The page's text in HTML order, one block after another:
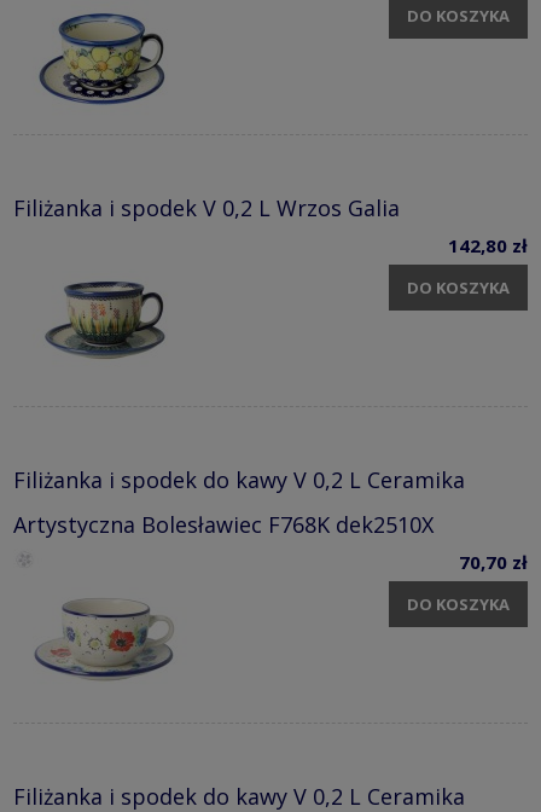
DO KOSZYKA
Filiżanka i spodek V 0,2 L Wrzos Galia
142,80 zł
DO KOSZYKA
Filiżanka i spodek do kawy V 0,2 L Ceramika
Artystyczna Bolesławiec F768K dek2510X
70,70 zł
DO KOSZYKA
Filiżanka i spodek do kawy V 0,2 L Ceramika